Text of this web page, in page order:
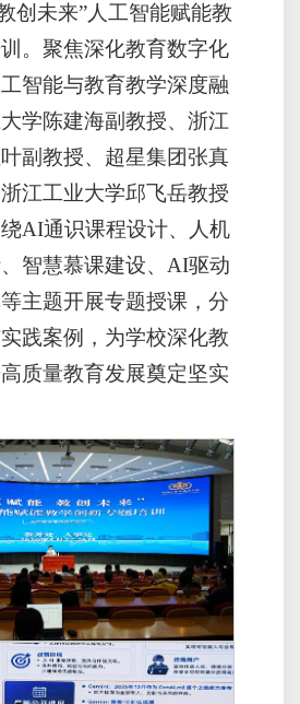
创未来”人工智能赋能教
。聚焦深化教育数字化
智能与教育教学深度融
学陈建海副教授、浙江
副教授、超星集团张真
江工业大学邱飞岳教授
AI通识课程设计、人机
智慧慕课建设、AI驱动
主题开展专题授课，分
践案例，为学校深化教
质量教育发展奠定坚实